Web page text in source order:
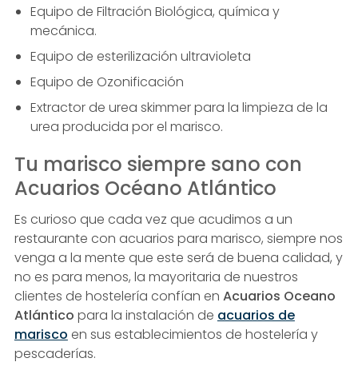
Equipo de Filtración Biológica, química y
mecánica.
Equipo de esterilización ultravioleta
Equipo de Ozonificación
Extractor de urea skimmer para la limpieza de la
urea producida por el marisco.
Tu marisco siempre sano con
Acuarios Océano Atlántico
Es curioso que cada vez que acudimos a un
restaurante con acuarios para marisco, siempre nos
venga a la mente que este será de buena calidad, y
no es para menos, la mayoritaria de nuestros
clientes de hostelería confían en Acuarios Oceano
Atlántico para la instalación de acuarios de
marisco en sus establecimientos de hostelería y
pescaderías.